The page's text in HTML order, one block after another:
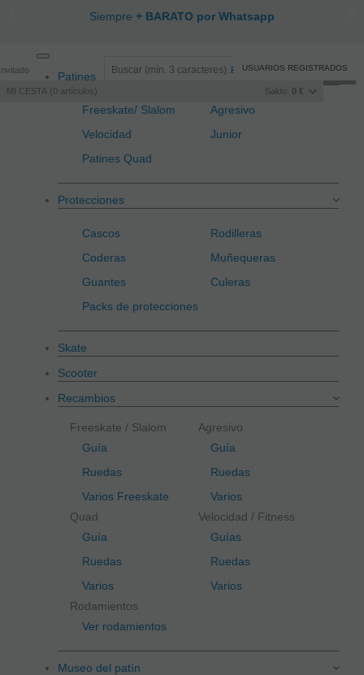
Siempre + BARATO por Whatsapp
Registro/Iniciar sesión
MI CESTA 0 artículos Saldo: 0 €
USUARIOS REGISTRADOS
navigation
Patines
Freeskate/ Slalom
Agresivo
Velocidad
Junior
Patines Quad
Protecciones
Cascos
Rodilleras
Coderas
Muñequeras
Guantes
Culeras
Packs de protecciones
Skate
Scooter
Recambios
Freeskate / Slalom
Guía
Ruedas
Varios Freeskate
Agresivo
Guía
Ruedas
Varios
Quad
Guía
Ruedas
Varios
Velocidad / Fitness
Guías
Ruedas
Varios
Rodamientos
Ver rodamientos
Museo del patín